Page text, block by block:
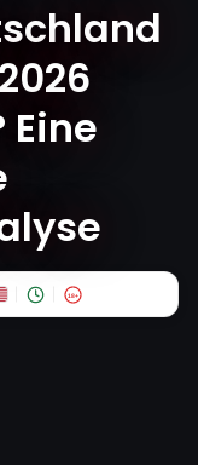
18+